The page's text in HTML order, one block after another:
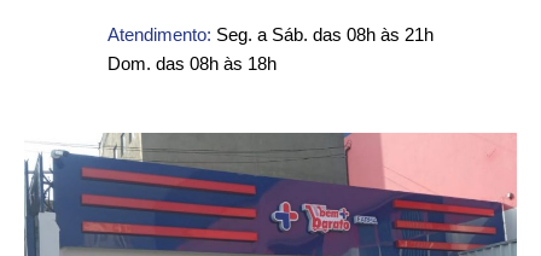
Atendimento: Seg. a Sáb. das 08h às 21h
Dom. das 08h às 18h